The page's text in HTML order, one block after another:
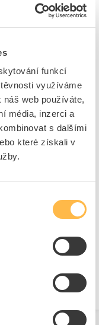
funkcí
využíváme
web používáte,
média, inzerci a
s dalšími
které získali v
Na dotaz
ctverec A 625